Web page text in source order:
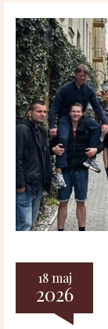
18 maj
2026